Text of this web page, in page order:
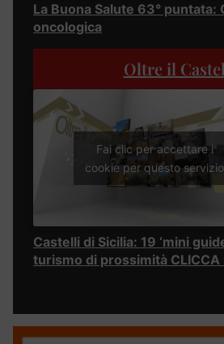
La Buona Salute 63° puntata:
oncologica
Oltre il
Fai clic per accettare i
cookie per questo servizio
Castelli di Sicilia: 19 ‘mini
turismo di prossimità CLICCA